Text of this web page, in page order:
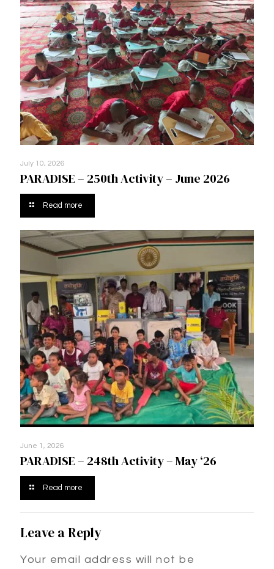
July 10, 2026
PARADISE – 250th Activity – June 2026
Read more
June 1, 2026
PARADISE – 248th Activity – May ‘26
Read more
Leave a Reply
Your email address will not be